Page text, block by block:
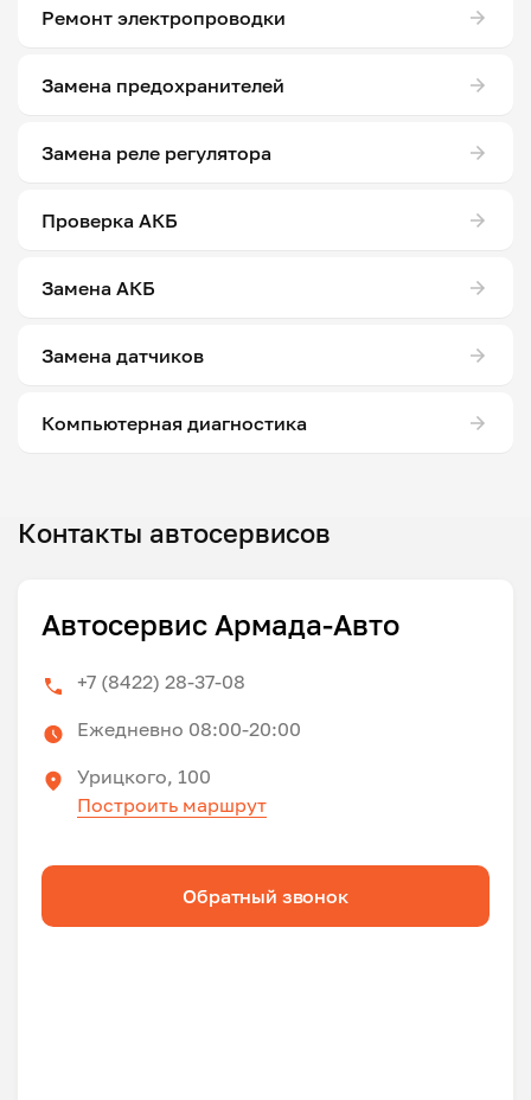
Ремонт электропроводки
Замена предохранителей
Замена реле регулятора
Проверка АКБ
Замена АКБ
Замена датчиков
Компьютерная диагностика
Контакты автосервисов
Автосервис Армада-Авто
+7 (8422) 28-37-08
Ежедневно 08:00-20:00
Урицкого, 100
Построить маршрут
Обратный звонок